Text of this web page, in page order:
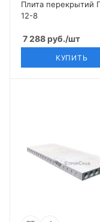
Плита перекрытий
12-8
7 288руб./шт
КУПИТЬ